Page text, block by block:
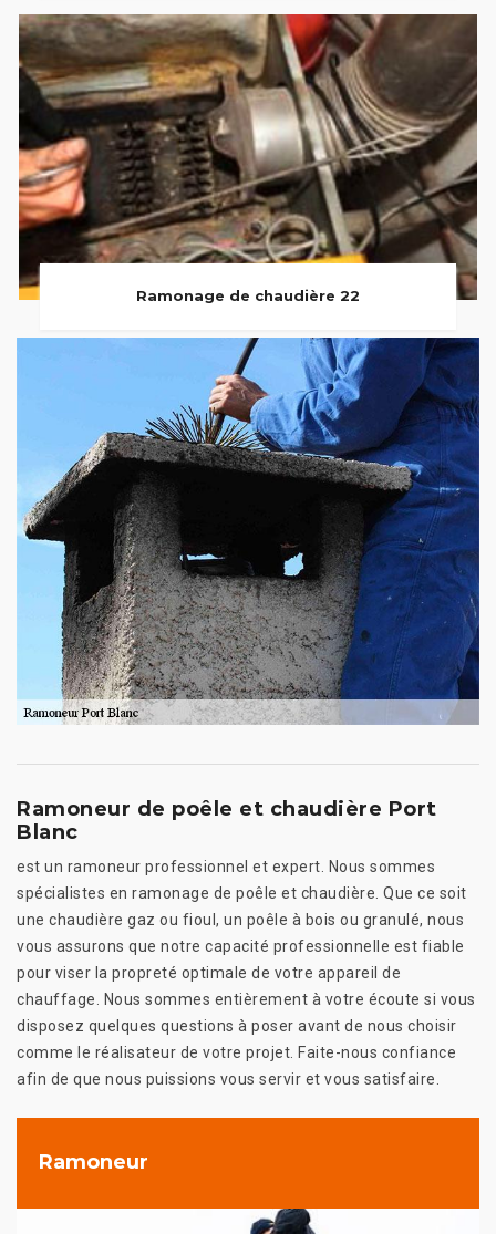
Ramonage de chaudière 22
Ramoneur de poêle et chaudière Port
Blanc
est un ramoneur professionnel et expert. Nous sommes
spécialistes en ramonage de poêle et chaudière. Que ce soit
une chaudière gaz ou fioul, un poêle à bois ou granulé, nous
vous assurons que notre capacité professionnelle est fiable
pour viser la propreté optimale de votre appareil de
chauffage. Nous sommes entièrement à votre écoute si vous
disposez quelques questions à poser avant de nous choisir
comme le réalisateur de votre projet. Faite-nous confiance
afin de que nous puissions vous servir et vous satisfaire.
Ramoneur